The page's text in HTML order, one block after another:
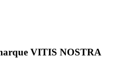
VITIS NOSTRA